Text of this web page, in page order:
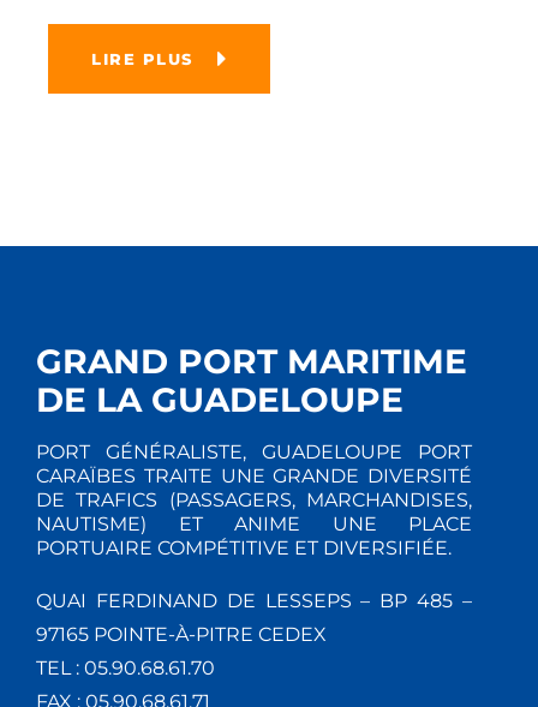
LIRE PLUS
GRAND PORT MARITIME
DE LA GUADELOUPE
PORT GÉNÉRALISTE, GUADELOUPE PORT
CARAÏBES TRAITE UNE GRANDE DIVERSITÉ
DE TRAFICS (PASSAGERS, MARCHANDISES,
NAUTISME) ET ANIME UNE PLACE
PORTUAIRE COMPÉTITIVE ET DIVERSIFIÉE.
QUAI FERDINAND DE LESSEPS – BP 485 –
97165 POINTE-À-PITRE CEDEX
TEL : 05.90.68.61.70
FAX : 05.90.68.61.71